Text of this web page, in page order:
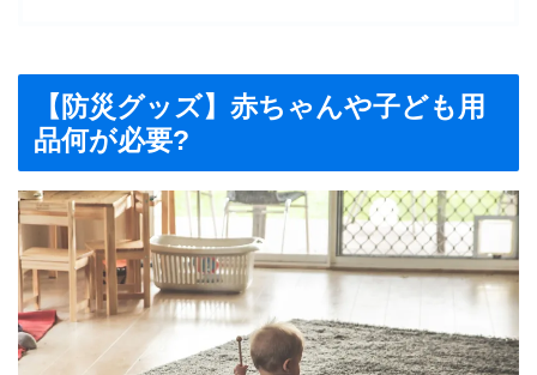
【防災グッズ】赤ちゃんや子ども用
品何が必要?